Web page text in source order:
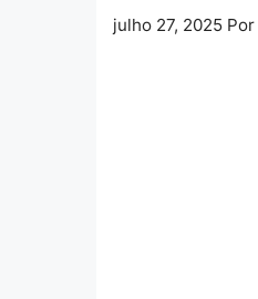
julho 27, 2025 Por